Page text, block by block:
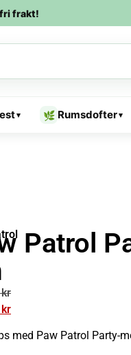
frakt!
▾ 🌿 Rumsdofter▾
Patrol
kr
kr
med Paw Patrol Party-